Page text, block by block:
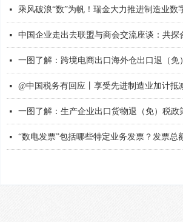
넷 乘风破浪“数”为帆！瑞金大力推进制造业数
넷 中国企业走出去联盟与商会交流座谈：共探
넷
넷
넷 一图了解：生产企业出口货物退（免）税政
넷